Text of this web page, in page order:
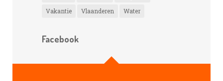
Vakantie
Vlaanderen Water
Facebook